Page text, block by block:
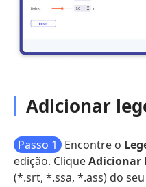
Adicionar
Passo 1 Encontre o
edição. CliqueAdicionar
(*.srt, *.ssa, *.ass) do